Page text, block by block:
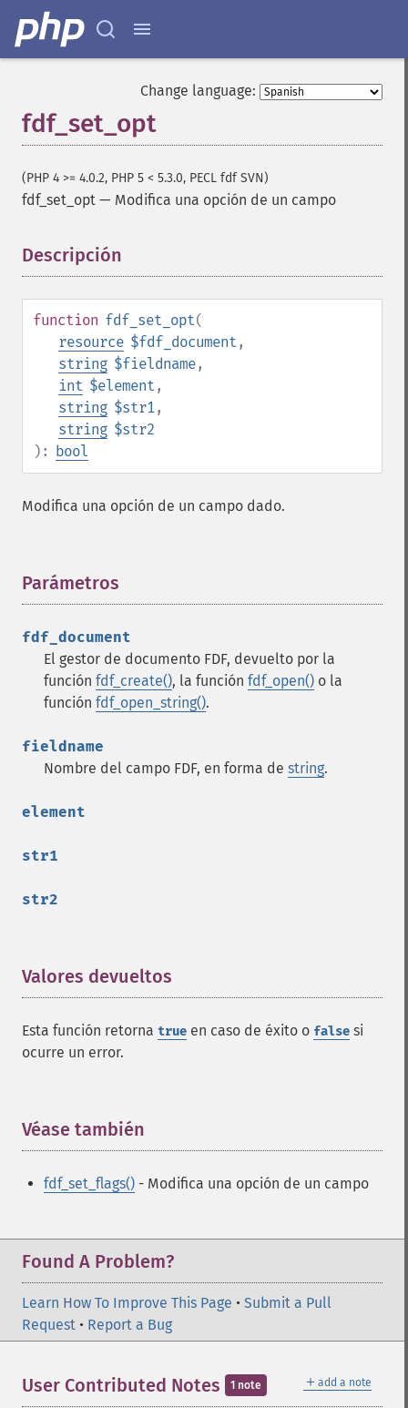
Change language:
fdf_set_opt
(PHP 4 >= 4.0.2, PHP 5 < 5.3.0, PECL fdf SVN)
fdf_set_opt — Modifica una opción de un campo
Descripción
function fdf_set_opt(
resource $fdf_document ,
string $fieldname,
int $element ,
string $str1,
string $str2
): bool
Modifica una opción de un campo dado.
Parámetros
fdf_document
El gestor de documento FDF, devuelto por la
función fdf_create(), la función fdf_open() o la
función fdf_open_string().
fieldname
Nombre del campo FDF, en forma de string.
element
str1
str2
Valores devueltos
Esta función retorna true en caso de éxito o false si
ocurre un error.
Véase también
fdf_set_flags() - Modifica una opción de un campo
Found A Problem?
Learn How To Improve This Page • Submit a Pull
Request • Report a Bug
＋ add a note
User Contributed Notes 1 note